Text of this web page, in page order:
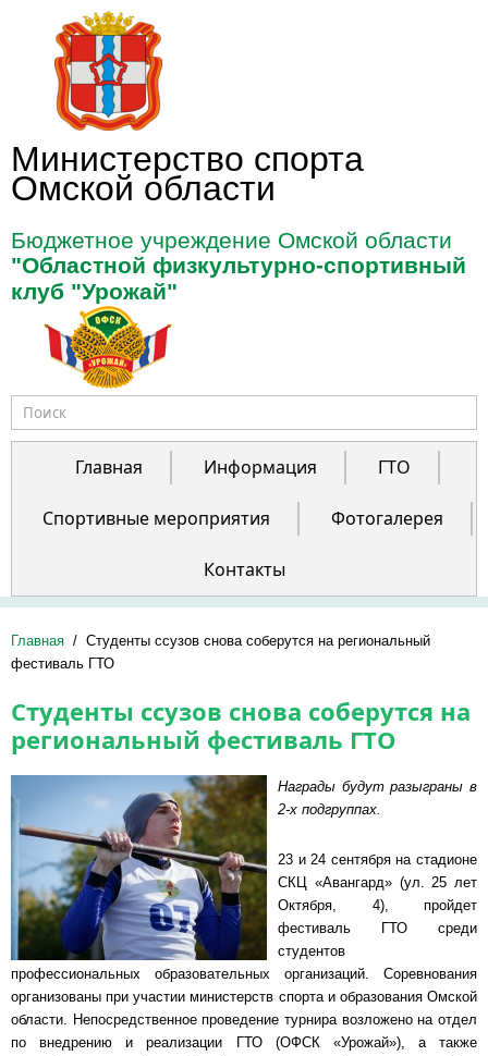
Перейти к основному содержанию
Министерство спорта
Омской области
Бюджетное учреждение Омской области
"Областной физкультурно-спортивный
клуб "Урожай"
Форма поиска
Главная
Информация ГТО
Спортивные мероприятия Фотогалерея
Контакты
Главная / Студенты ссузов снова соберутся на региональный
фестиваль ГТО
Студенты ссузов снова соберутся на
региональный фестиваль ГТО
Награды будут разыграны в
2-х подгруппах.
23 и 24 сентября на стадионе
СКЦ «Авангард» (ул. 25 лет
Октября, 4), пройдет
фестиваль ГТО среди
студентов
профессиональных образовательных организаций. Соревнования
организованы при участии министерств спорта и образования Омской
области. Непосредственное проведение турнира возложено на отдел
по внедрению и реализации ГТО (ОФСК «Урожай»), а также